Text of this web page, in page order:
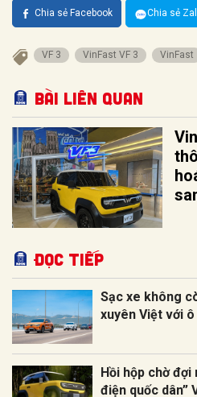
Chia sẻ Facebook Chia sẻ
VF 3 VinFast VF 3 VinFast
Bài liên quan
Đọc tiếp
Sạc xe không
xuyên Việt với
Hồi hộp chờ đợi
điện quốc dân”